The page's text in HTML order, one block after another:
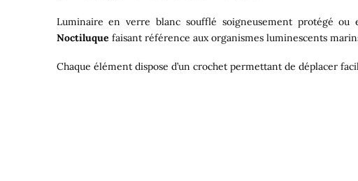
Luminaire en verre blanc soufflé soigneusement protégé
Noctiluque faisant référence aux organismes luminescents
Chaque élément dispose d’un crochet permettant de déplacer